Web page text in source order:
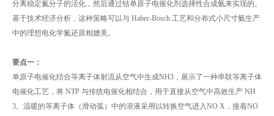
分离稳定氮分子的活化，然后通过钴单原子电催化剂选择性合成氨来实现的。
基于技术经济分析，这种策略可以与 Haber-Bosch 工艺和分布式小尺寸氨生产
中的理想电化学氮还原相媲美。
要点一：
单原子电催化结合等离子体射流从空气中生成NH3，展示了一种串联等离子体
电催化工艺，将 NTP 与传统电催化相结合，用于直接从空气中高效生产 NH
3。温暖的等离子体（滑动弧）中的溶液采用以转换空气进入NO X，接着NO